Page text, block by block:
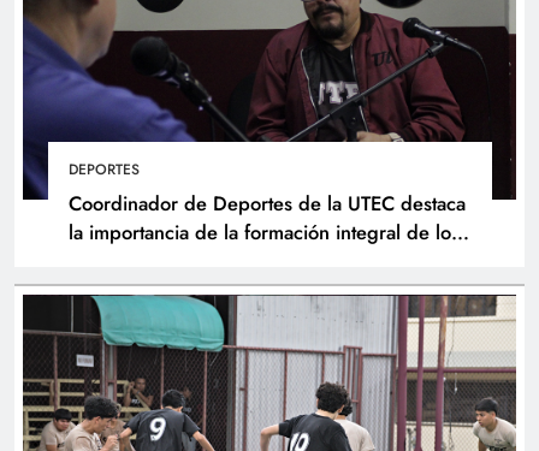
DEPORTES
Coordinador de Deportes de la UTEC destaca
la importancia de la formación integral de los